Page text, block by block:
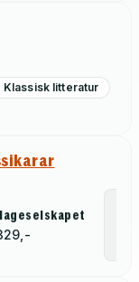
Klassisk litteratur